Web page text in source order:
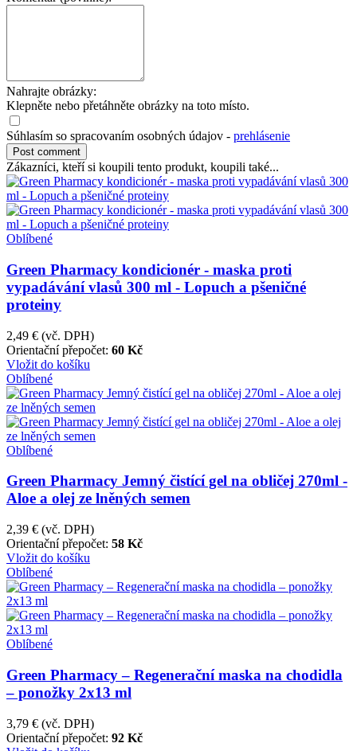
Nahrajte obrázky:
Klepněte nebo přetáhněte obrázky na toto místo.
Súhlasím so spracovaním osobných údajov - prehlásenie
Zákazníci, kteří si koupili tento produkt, koupili také...
Oblíbené
Green Pharmacy kondicionér - maska proti
vypadávání vlasů 300 ml - Lopuch a pšeničné
proteiny
2,49 € (vč. DPH)
Orientační přepočet: 60 Kč
Vložit do košíku
Oblíbené
Oblíbené
Green Pharmacy Jemný čistící gel na obličej 270ml -
Aloe a olej ze lněných semen
2,39 € (vč. DPH)
Orientační přepočet: 58 Kč
Vložit do košíku
Oblíbené
Oblíbené
Green Pharmacy – Regenerační maska na chodidla
– ponožky 2x13 ml
3,79 € (vč. DPH)
Orientační přepočet: 92 Kč